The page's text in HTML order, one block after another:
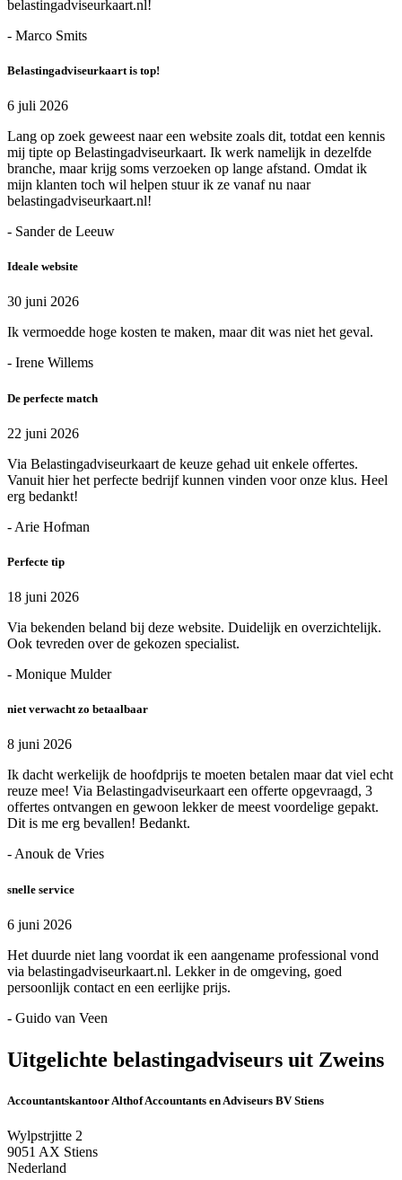
belastingadviseurkaart.nl!
- Marco Smits
Belastingadviseurkaart is top!
6 juli 2026
Lang op zoek geweest naar een website zoals dit, totdat een kennis
mij tipte op Belastingadviseurkaart. Ik werk namelijk in dezelfde
branche, maar krijg soms verzoeken op lange afstand. Omdat ik
mijn klanten toch wil helpen stuur ik ze vanaf nu naar
belastingadviseurkaart.nl!
- Sander de Leeuw
Ideale website
30 juni 2026
Ik vermoedde hoge kosten te maken, maar dit was niet het geval.
- Irene Willems
De perfecte match
22 juni 2026
Via Belastingadviseurkaart de keuze gehad uit enkele offertes.
Vanuit hier het perfecte bedrijf kunnen vinden voor onze klus. Heel
erg bedankt!
- Arie Hofman
Perfecte tip
18 juni 2026
Via bekenden beland bij deze website. Duidelijk en overzichtelijk.
Ook tevreden over de gekozen specialist.
- Monique Mulder
niet verwacht zo betaalbaar
8 juni 2026
Ik dacht werkelijk de hoofdprijs te moeten betalen maar dat viel echt
reuze mee! Via Belastingadviseurkaart een offerte opgevraagd, 3
offertes ontvangen en gewoon lekker de meest voordelige gepakt.
Dit is me erg bevallen! Bedankt.
- Anouk de Vries
snelle service
6 juni 2026
Het duurde niet lang voordat ik een aangename professional vond
via belastingadviseurkaart.nl. Lekker in de omgeving, goed
persoonlijk contact en een eerlijke prijs.
- Guido van Veen
Uitgelichte belastingadviseurs uit Zweins
Accountantskantoor Althof Accountants en Adviseurs BV Stiens
Wylpstrjitte 2
9051 AX Stiens
Nederland